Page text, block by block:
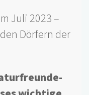
Juli 2023 –
Dörfern der